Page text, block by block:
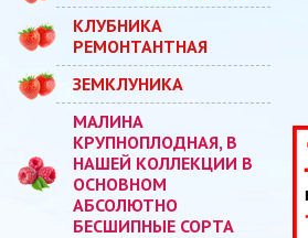
КЛУБНИКА
РЕМОНТАНТНАЯ
ЗЕМКЛУНИКА
МАЛИНА
КРУПНОПЛОДНАЯ, В
НАШЕЙ КОЛЛЕКЦИИ В
ОСНОВНОМ
АБСОЛЮТНО
БЕСШИПНЫЕ СОРТА